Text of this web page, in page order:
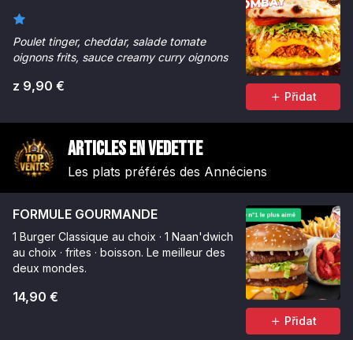
Poulet tinger, cheddar, salade tomate
oignons frits, sauce creamy curry oignons
z 9,90 €
Přidat
Articles en vedette
Les plats préférés des Annéciens
FORMULE GOURMANDE
1 Burger Classique au choix · 1 Naan'dwich
au choix · frites · boisson. Le meilleur des
deux mondes.
14,90 €
Přidat